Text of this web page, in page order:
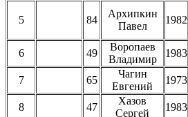
5 84
Архипкин
Павел
1982
6 49
Воропаев
Владимир
1983
7 65
Чагин
Евгений
1973
8 47
Хазов
Сергей
1983